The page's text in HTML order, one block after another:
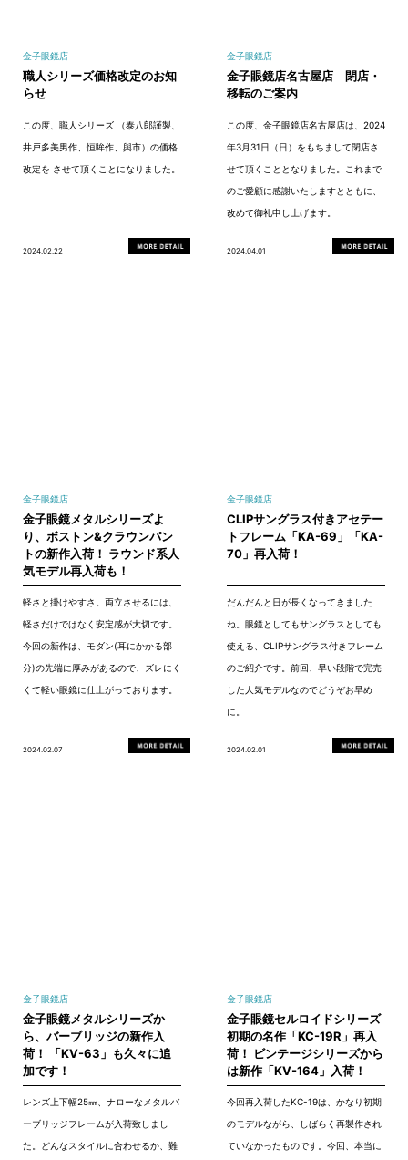
金子眼鏡店
職人シリーズ価格改定のお知
らせ
この度、職人シリーズ （泰八郎謹製、
井戸多美男作、恒眸作、與市）の価格
改定を させて頂くことになりました。
2024.02.22
金子眼鏡店
金子眼鏡店名古屋店 閉店・
移転のご案内
この度、金子眼鏡店名古屋店は、2024
年3月31日（日）をもちまして閉店さ
せて頂くこととなりました。これまで
のご愛顧に感謝いたしますとともに、
改めて御礼申し上げます。
2024.04.01
金子眼鏡店
金子眼鏡メタルシリーズよ
り、ボストン&クラウンパン
トの新作入荷！ ラウンド系人
気モデル再入荷も！
軽さと掛けやすさ。両立させるには、
軽さだけではなく安定感が大切です。
今回の新作は、モダン(耳にかかる部
分)の先端に厚みがあるので、ズレにく
くて軽い眼鏡に仕上がっております。
2024.02.07
金子眼鏡店
CLIPサングラス付きアセテー
トフレーム「KA-69」「KA-
70」再入荷！
だんだんと日が長くなってきました
ね。眼鏡としてもサングラスとしても
使える、CLIPサングラス付きフレーム
のご紹介です。前回、早い段階で完売
した人気モデルなのでどうぞお早め
に。
2024.02.01
金子眼鏡店
金子眼鏡メタルシリーズか
ら、バーブリッジの新作入
荷！ 「KV-63」も久々に追
加です！
レンズ上下幅25㎜、ナローなメタルバ
ーブリッジフレームが入荷致しまし
た。どんなスタイルに合わせるか、難
金子眼鏡店
金子眼鏡セルロイドシリーズ
初期の名作「KC-19R」再入
荷！ ビンテージシリーズから
は新作「KV-164」入荷！
今回再入荷したKC-19は、かなり初期
のモデルながら、しばらく再製作され
ていなかったものです。今回、本当に